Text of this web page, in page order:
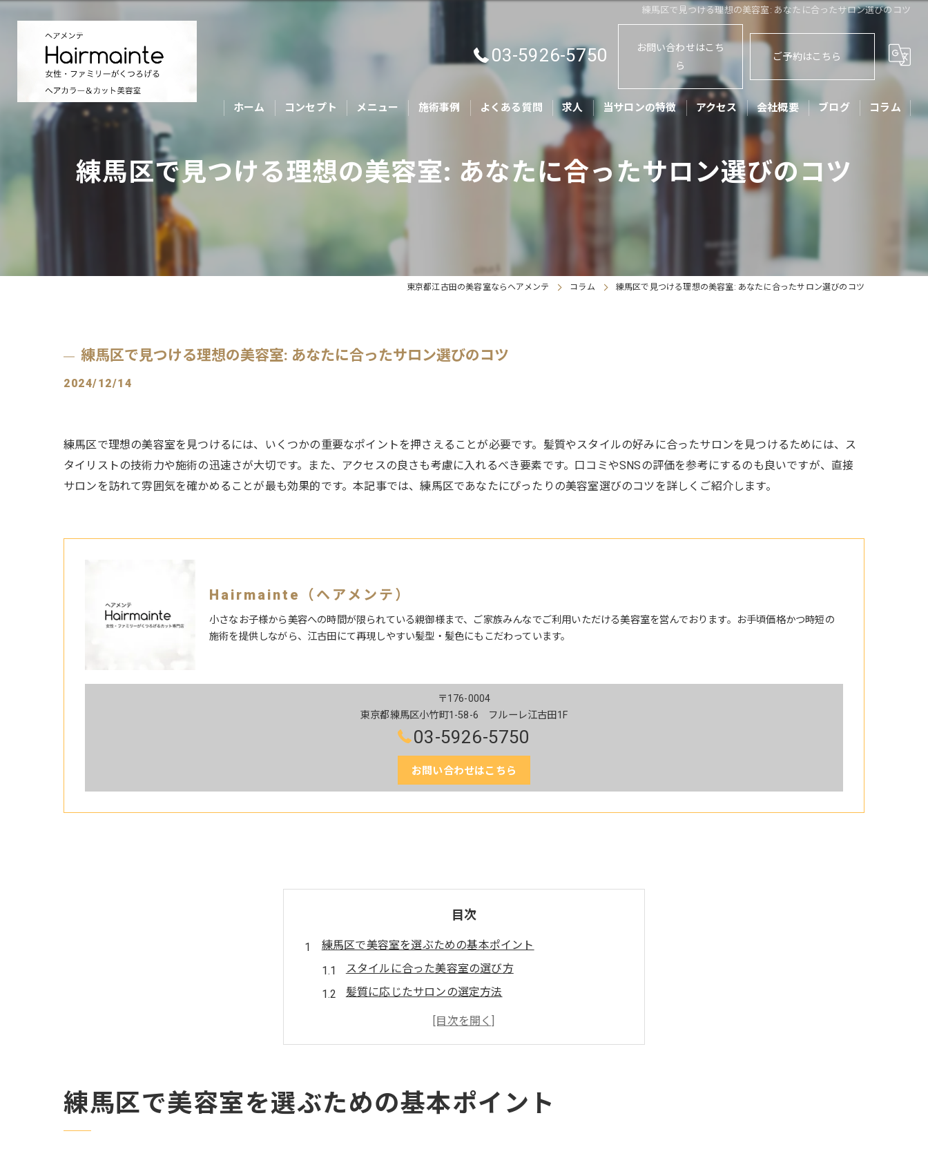
練馬区で見つける理想の美容室: あなたに合ったサロン選びのコツ
03-5926-5750
お問い合わせはこち
ら
ご予約はこちら
ホーム コンセプト メニュー 施術事例 よくある質問 求人 当サロンの特徴
キッズカット
トリートメント
アクセス 会社概要 ブログ コラム
練馬区で見つける理想の美容室: あなたに合ったサロン選びのコツ
東京都江古田の美容室ならヘアメンテ コラム 練馬区で見つける理想の美容室: あなたに合ったサロン選びのコツ
練馬区で見つける理想の美容室: あなたに合ったサロン選びのコツ
2024/12/14
練馬区で理想の美容室を見つけるには、いくつかの重要なポイントを押さえることが必要です。髪質やスタイルの好みに合ったサロンを見つけるためには、ス
タイリストの技術力や施術の迅速さが大切です。また、アクセスの良さも考慮に入れるべき要素です。口コミやSNSの評価を参考にするのも良いですが、直接
サロンを訪れて雰囲気を確かめることが最も効果的です。本記事では、練馬区であなたにぴったりの美容室選びのコツを詳しくご紹介します。
Hairmainte（ヘアメンテ）
小さなお子様から美容への時間が限られている親御様まで、ご家族みんなでご利用いただける美容室を営んでおります。お手頃価格かつ時短の
施術を提供しながら、江古田にて再現しやすい髪型・髪色にもこだわっています。
〒176-0004
東京都練馬区小竹町1-58-6 フルーレ江古田1F
03-5926-5750
お問い合わせはこちら
目次
練馬区で美容室を選ぶための基本ポイント
スタイルに合った美容室の選び方
髪質に応じたサロンの選定方法
初心者向け美容室選びのコツ
口コミでわかる練馬区の美容室の技術力
練馬区で美容室を選ぶための基本ポイント